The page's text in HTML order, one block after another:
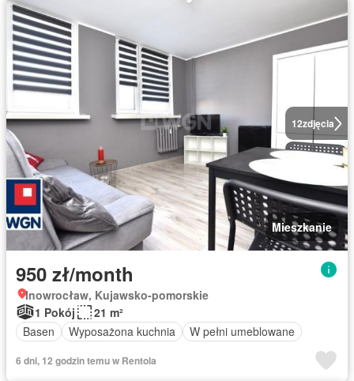
12zdjęcia
Mieszkanie
950 zł/month
Inowrocław, Kujawsko-pomorskie
1 Pokój
21 m²
Basen
Wyposażona kuchnia W pełni umeblowane
6 dni, 12 godzin temu w Rentola